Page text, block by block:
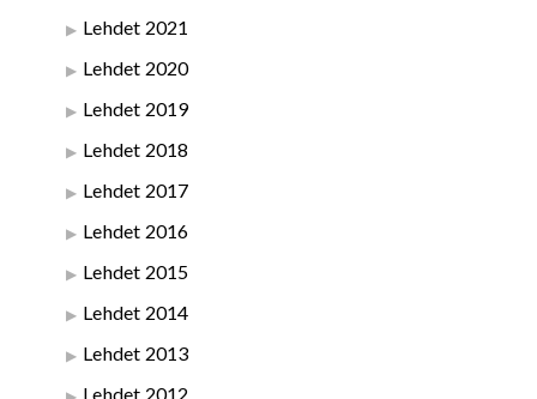
Lehdet 2021
Lehdet 2020
Lehdet 2019
Lehdet 2018
Lehdet 2017
Lehdet 2016
Lehdet 2015
Lehdet 2014
Lehdet 2013
Lehdet 2012